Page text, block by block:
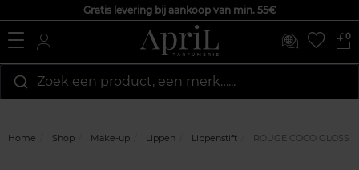
Gratis levering bij aankoop van min. 55€
0
Zoek een product, een merk…...
Home Shop Make-up Lippen Lippenstift ROUGE COCO GLOSS